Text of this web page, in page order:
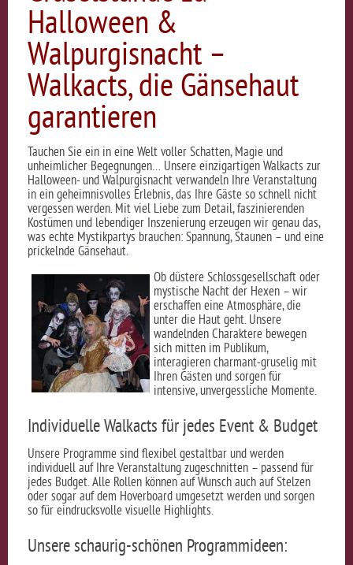
Halloween &
Walpurgisnacht –
Walkacts, die Gänsehaut
garantieren
Tauchen Sie ein in eine Welt voller Schatten, Magie und
unheimlicher Begegnungen… Unsere einzigartigen Walkacts zur
Halloween- und Walpurgisnacht verwandeln Ihre Veranstaltung
in ein geheimnisvolles Erlebnis, das Ihre Gäste so schnell nicht
vergessen werden. Mit viel Liebe zum Detail, faszinierenden
Kostümen und lebendiger Inszenierung erzeugen wir genau das,
was echte Mystikpartys brauchen: Spannung, Staunen – und eine
prickelnde Gänsehaut.
Ob düstere Schlossgesellschaft oder
mystische Nacht der Hexen – wir
erschaffen eine Atmosphäre, die
unter die Haut geht. Unsere
wandelnden Charaktere bewegen
sich mitten im Publikum,
interagieren charmant-gruselig mit
Ihren Gästen und sorgen für
intensive, unvergessliche Momente.
Individuelle Walkacts für jedes Event & Budget
Unsere Programme sind flexibel gestaltbar und werden
individuell auf Ihre Veranstaltung zugeschnitten – passend für
jedes Budget. Alle Rollen können auf Wunsch auch auf Stelzen
oder sogar auf dem Hoverboard umgesetzt werden und sorgen
so für eindrucksvolle visuelle Highlights.
Unsere schaurig-schönen Programmideen: